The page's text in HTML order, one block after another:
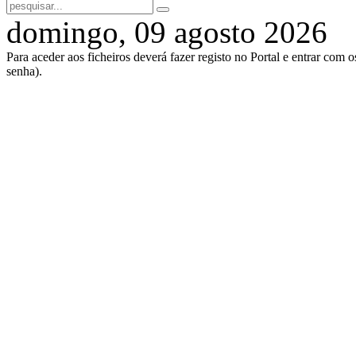
domingo, 09 agosto 2026
Para aceder aos ficheiros deverá fazer registo no Portal e entrar com
senha).